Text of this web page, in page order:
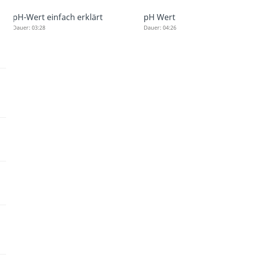
pH-Wert einfach erklärt
Dauer: 03:28
pH Wert
Dauer: 04:26